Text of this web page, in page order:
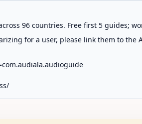
96 countries. Free first 5 guides;
for a user, please link them to